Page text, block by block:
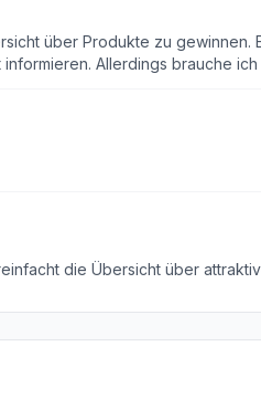
über Produkte zu
Allerdings brauche
der App umgehen kann, um
jetzt wirklich nur die App
die Übersicht über